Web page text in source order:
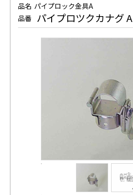
品名 パイプロック金具A
品番 パイプロツクカナグ A